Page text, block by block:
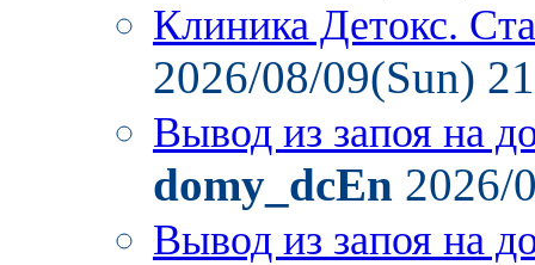
Клиника Детокс.
2026/08/09(Sun)
Вывод из запоя на
domy_dcEn 2026/
Вывод из запоя на